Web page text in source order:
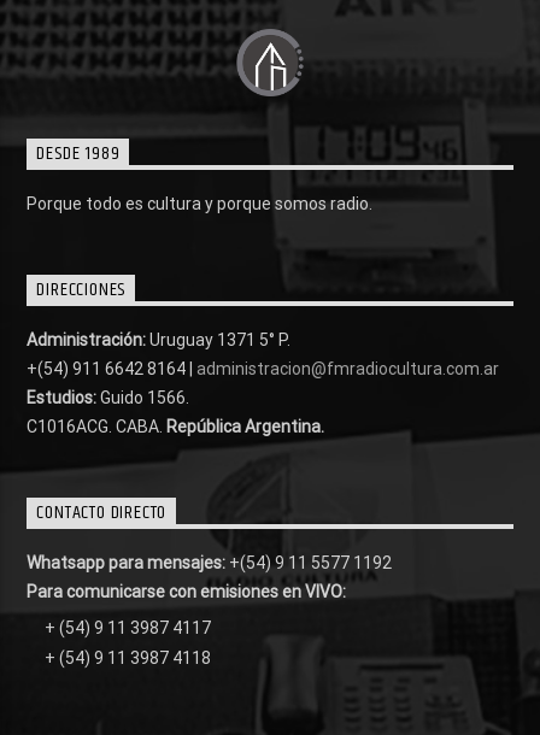
DESDE 1989
Porque todo es cultura y porque somos radio.
DIRECCIONES
Administración:Uruguay 1371 5° P.
+(54) 911 6642 8164 | administracion@fmradiocultura.com.ar
Estudios:Guido 1566.
C1016ACG . CABA. República Argentina.
CONTACTO DIRECTO
Whatsapp para mensajes: +(54) 9 11 5577 1192
Para comunicarse con emisiones en VIVO:
+ (54) 9 11 3987 4117
+ (54) 9 11 3987 4118